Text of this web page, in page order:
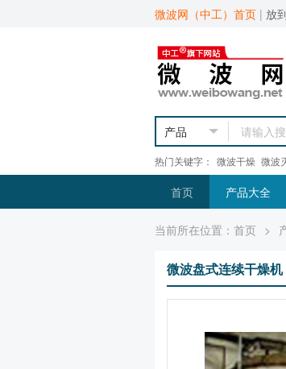
微波网（中工）首页 | 放
热门关键字： 微波干燥 微波
首页 产品大全
当前所在位置： 首页 >
微波盘式连续干燥机